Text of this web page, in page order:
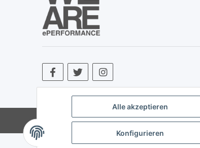
Alle akzeptieren
Konfigurieren
* Alle Preise inkl. gesetzlicher USt., zzgl.Versand. **
© Copyright © 2017 bis 2025 bike-